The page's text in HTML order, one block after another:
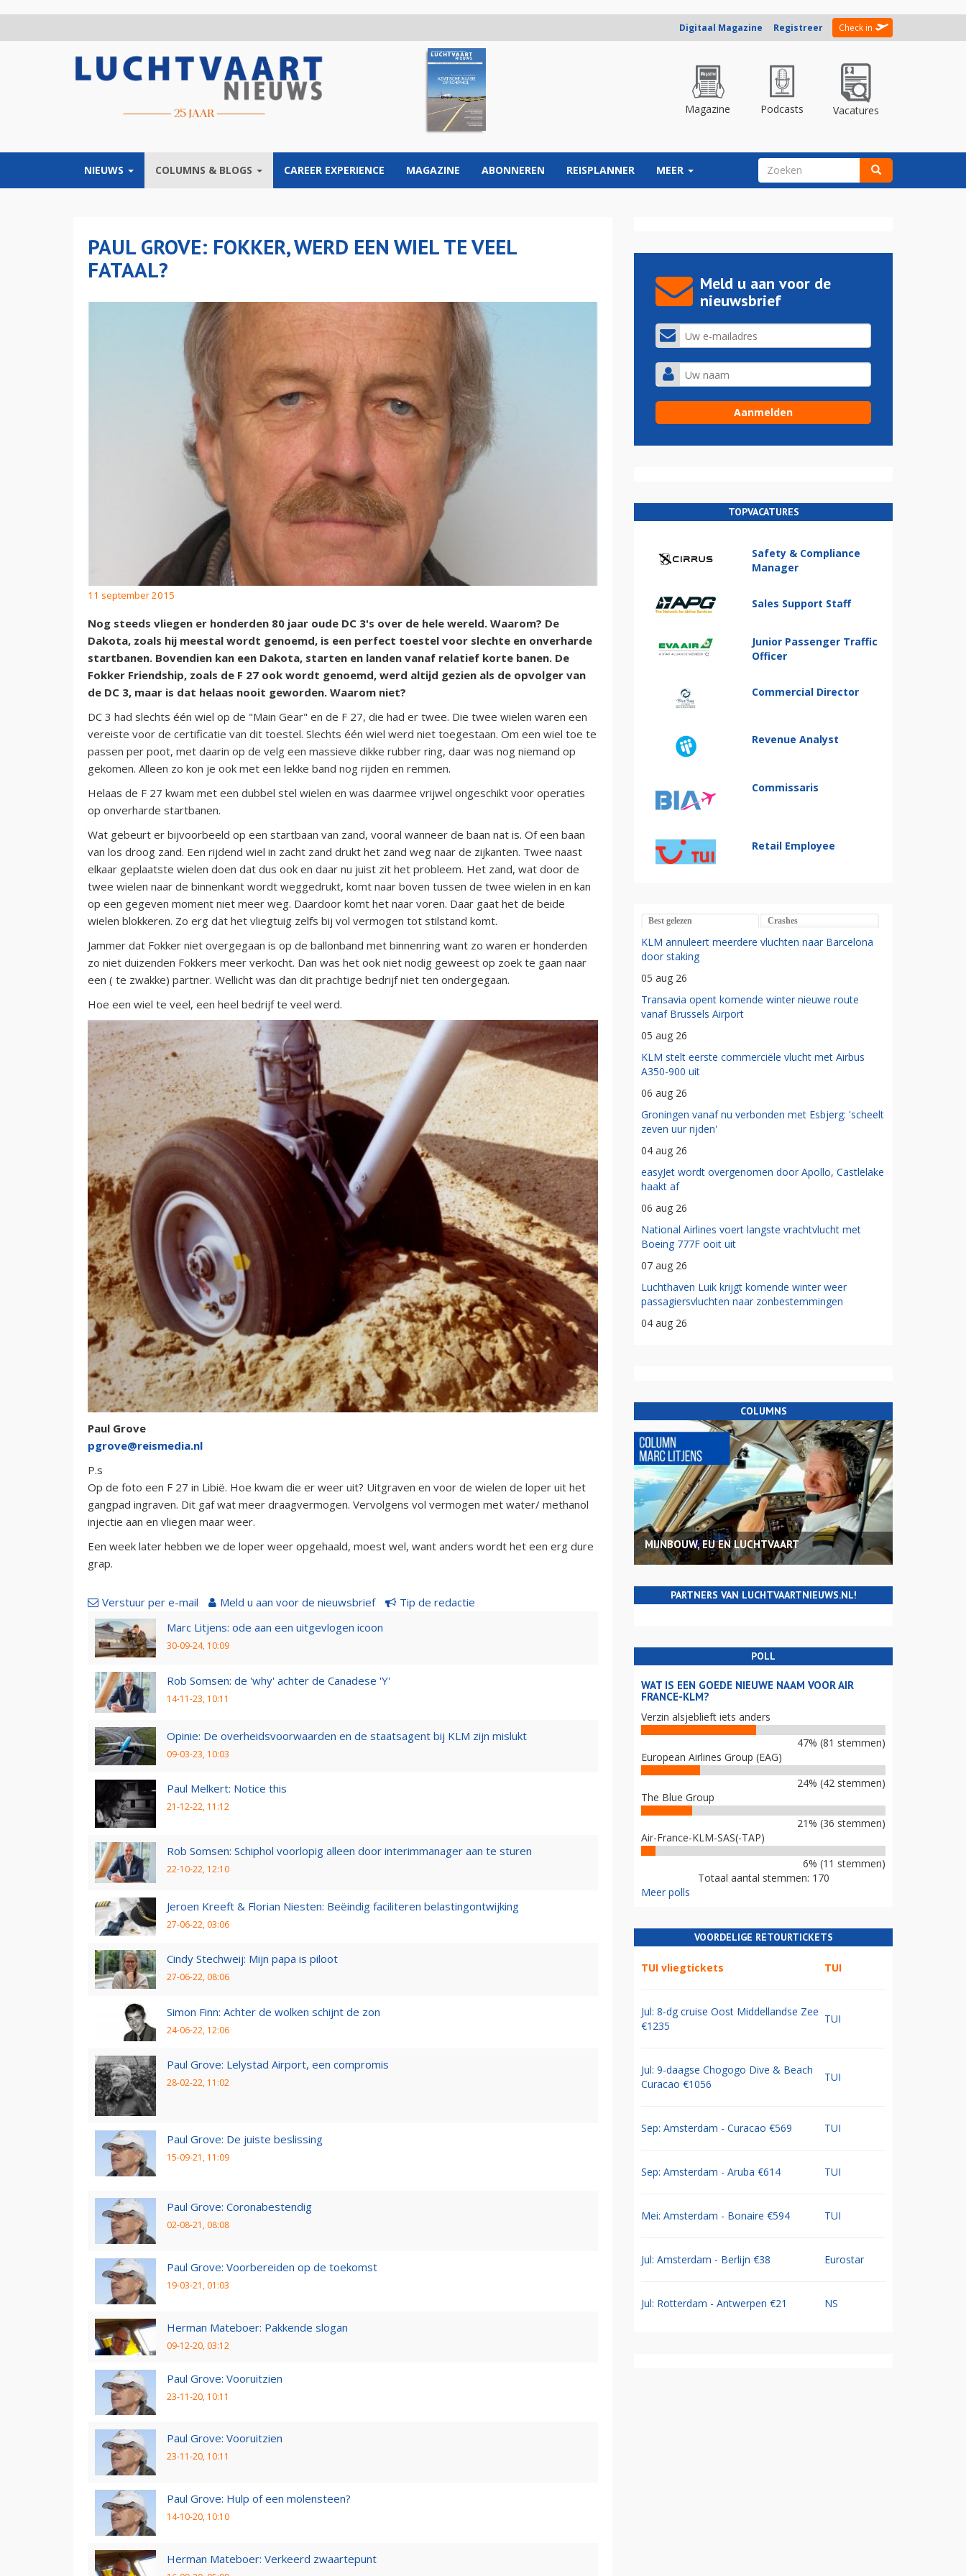
Digitaal Magazine Registreer Check in
Magazine Podcasts Vacatures
NIEUWS COLUMNS & BLOGS CAREER EXPERIENCE MAGAZINE ABONNEREN REISPLANNER MEER ZOEKVELD
PAUL GROVE: FOKKER, WERD EEN WIEL TE VEEL
FATAAL?
11 september 2015
Nog steeds vliegen er honderden 80 jaar oude DC 3's over de hele wereld. Waarom? De
Dakota, zoals hij meestal wordt genoemd, is een perfect toestel voor slechte en onverharde
startbanen. Bovendien kan een Dakota, starten en landen vanaf relatief korte banen. De
Fokker Friendship, zoals de F 27 ook wordt genoemd, werd altijd gezien als de opvolger van
de DC 3, maar is dat helaas nooit geworden. Waarom niet?
DC 3 had slechts één wiel op de "Main Gear" en de F 27, die had er twee. Die twee wielen waren een
vereiste voor de certificatie van dit toestel. Slechts één wiel werd niet toegestaan. Om een wiel toe te
passen per poot, met daarin op de velg een massieve dikke rubber ring, daar was nog niemand op
gekomen. Alleen zo kon je ook met een lekke band nog rijden en remmen.
Helaas de F 27 kwam met een dubbel stel wielen en was daarmee vrijwel ongeschikt voor operaties
op onverharde startbanen.
Wat gebeurt er bijvoorbeeld op een startbaan van zand, vooral wanneer de baan nat is. Of een baan
van los droog zand. Een rijdend wiel in zacht zand drukt het zand weg naar de zijkanten. Twee naast
elkaar geplaatste wielen doen dat dus ook en daar nu juist zit het probleem. Het zand, wat door de
twee wielen naar de binnenkant wordt weggedrukt, komt naar boven tussen de twee wielen in en kan
op een gegeven moment niet meer weg. Daardoor komt het naar voren. Daar gaat het de beide
wielen blokkeren. Zo erg dat het vliegtuig zelfs bij vol vermogen tot stilstand komt.
Jammer dat Fokker niet overgegaan is op de ballonband met binnenring want zo waren er honderden
zo niet duizenden Fokkers meer verkocht. Dan was het ook niet nodig geweest op zoek te gaan naar
een ( te zwakke) partner. Wellicht was dan dit prachtige bedrijf niet ten ondergegaan.
Hoe een wiel te veel, een heel bedrijf te veel werd.
Paul Grove
pgrove@reismedia.nl
P.s
Op de foto een F 27 in Libië. Hoe kwam die er weer uit? Uitgraven en voor de wielen de loper uit het
gangpad ingraven. Dit gaf wat meer draagvermogen. Vervolgens vol vermogen met water/ methanol
injectie aan en vliegen maar weer.
Een week later hebben we de loper weer opgehaald, moest wel, want anders wordt het een erg dure
grap.
Verstuur per e-mail Meld u aan voor de nieuwsbrief
Tip de redactie
Marc Litjens: ode aan een uitgevlogen icoon
30-09-24, 10:09
Rob Somsen: de 'why' achter de Canadese 'Y'
14-11-23, 10:11
Opinie: De overheidsvoorwaarden en de staatsagent bij KLM zijn mislukt
09-03-23, 10:03
Paul Melkert: Notice this
21-12-22, 11:12
Rob Somsen: Schiphol voorlopig alleen door interimmanager aan te sturen
22-10-22, 12:10
Jeroen Kreeft & Florian Niesten: Beëindig faciliteren belastingontwijking
27-06-22, 03:06
Cindy Stechweij: Mijn papa is piloot
27-06-22, 08:06
Simon Finn: Achter de wolken schijnt de zon
24-06-22, 12:06
Paul Grove: Lelystad Airport, een compromis
28-02-22, 11:02
Paul Grove: De juiste beslissing
15-09-21, 11:09
Paul Grove: Coronabestendig
02-08-21, 08:08
Paul Grove: Voorbereiden op de toekomst
19-03-21, 01:03
Herman Mateboer: Pakkende slogan
09-12-20, 03:12
Paul Grove: Vooruitzien
23-11-20, 10:11
Paul Grove: Vooruitzien
23-11-20, 10:11
Paul Grove: Hulp of een molensteen?
14-10-20, 10:10
Herman Mateboer: Verkeerd zwaartepunt
Meld u aan voor de
nieuwsbrief
TOPVACATURES
Safety & Compliance
Manager
Sales Support Staff
Junior Passenger Traffic
Officer
Commercial Director
Revenue Analyst
Commissaris
Retail Employee
Best gelezen Crashes
KLM annuleert meerdere vluchten naar Barcelona
door staking
05 aug 26
Transavia opent komende winter nieuwe route
vanaf Brussels Airport
05 aug 26
KLM stelt eerste commerciële vlucht met Airbus
A350-900 uit
06 aug 26
Groningen vanaf nu verbonden met Esbjerg: 'scheelt
zeven uur rijden'
04 aug 26
easyJet wordt overgenomen door Apollo, Castlelake
haakt af
06 aug 26
National Airlines voert langste vrachtvlucht met
Boeing 777F ooit uit
07 aug 26
Luchthaven Luik krijgt komende winter weer
passagiersvluchten naar zonbestemmingen
04 aug 26
COLUMNS
MIJNBOUW, EU EN LUCHTVAART
PARTNERS VAN LUCHTVAARTNIEUWS.NL!
POLL
WAT IS EEN GOEDE NIEUWE NAAM VOOR AIR
FRANCE-KLM?
Verzin alsjeblieft iets anders
47% (81 stemmen)
European Airlines Group (EAG)
24% (42 stemmen)
The Blue Group
21% (36 stemmen)
Air-France-KLM-SAS(-TAP)
6% (11 stemmen)
Totaal aantal stemmen: 170
Meer polls
VOORDELIGE RETOURTICKETS
TUI vliegtickets TUI
Jul: 8-dg cruise Oost Middellandse Zee
€1235
TUI
Jul: 9-daagse Chogogo Dive & Beach
Curacao €1056
TUI
Sep: Amsterdam - Curacao €569 TUI
Sep: Amsterdam - Aruba €614 TUI
Mei: Amsterdam - Bonaire €594 TUI
Jul: Amsterdam - Berlijn €38 Eurostar
Jul: Rotterdam - Antwerpen €21 NS